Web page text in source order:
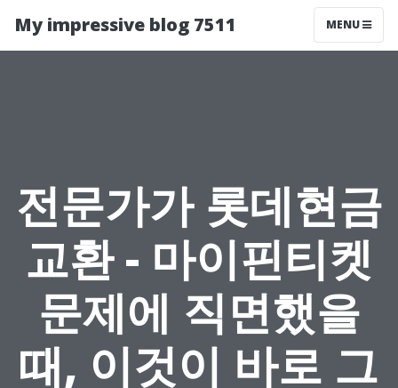
My impressive blog 7511 MENU
전문가가 롯데현금
교환 - 마이핀티켓
문제에 직면했을
때, 이것이 바로 그